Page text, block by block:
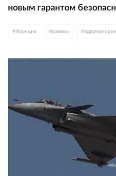
новым гарантом
#Франция #ракеты #ядерное